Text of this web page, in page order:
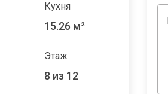
Кухня
15.26 м²
Этаж
8 из 12